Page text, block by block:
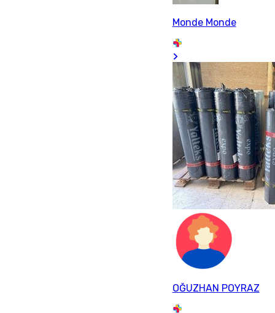
Monde Monde
OĞUZHAN POYRAZ